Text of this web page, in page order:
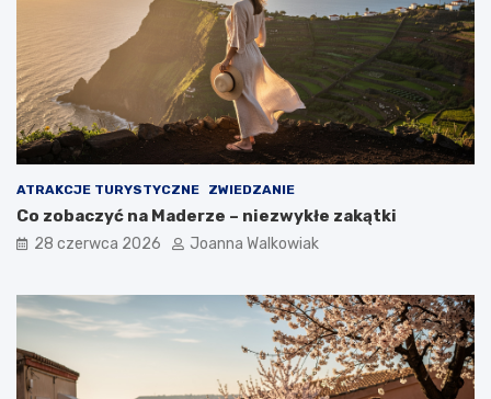
ATRAKCJE TURYSTYCZNE ZWIEDZANIE
Co zobaczyć na Maderze – niezwykłe zakątki
28 czerwca 2026 Joanna Walkowiak